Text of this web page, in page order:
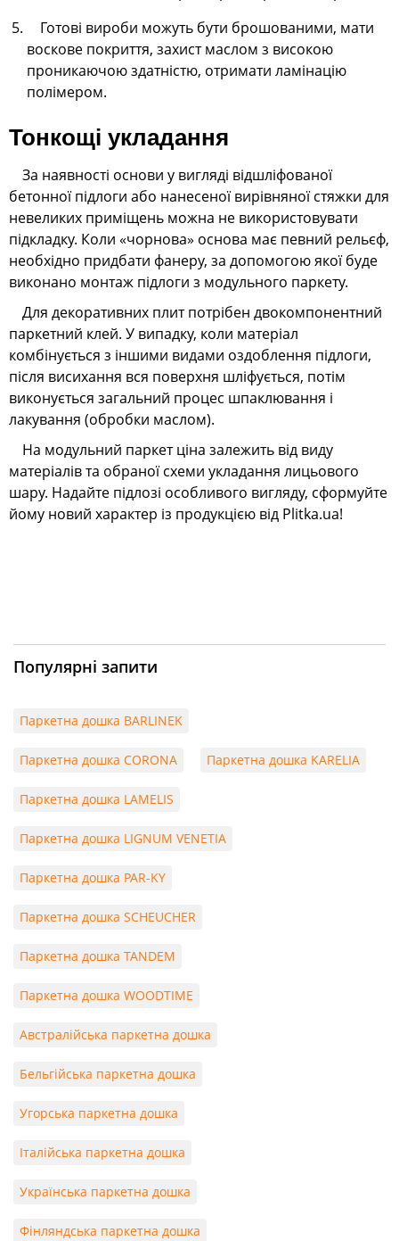
Готові вироби можуть бути брошованими, мати
воскове покриття, захист маслом з високою
проникаючою здатністю, отримати ламінацію
полімером.
Тонкощі укладання
За наявності основи у вигляді відшліфованої
бетонної підлоги або нанесеної вирівняної стяжки для
невеликих приміщень можна не використовувати
підкладку. Коли «чорнова» основа має певний рельєф,
необхідно придбати фанеру, за допомогою якої буде
виконано монтаж підлоги з модульного паркету.
Для декоративних плит потрібен двокомпонентний
паркетний клей. У випадку, коли матеріал
комбінується з іншими видами оздоблення підлоги,
після висихання вся поверхня шліфується, потім
виконується загальний процес шпаклювання і
лакування (обробки маслом).
На модульний паркет ціна залежить від виду
матеріалів та обраної схеми укладання лицьового
шару. Надайте підлозі особливого вигляду, сформуйте
йому новий характер із продукцією від Plitka.ua!
Популярні запити
Паркетна дошка BARLINEK
Паркетна дошка CORONA Паркетна дошка KARELIA
Паркетна дошка LAMELIS
Паркетна дошка LIGNUM VENETIA
Паркетна дошка PAR-KY
Паркетна дошка SCHEUCHER
Паркетна дошка TANDEM
Паркетна дошка WOODTIME
Австралійська паркетна дошка
Бельгійська паркетна дошка
Угорська паркетна дошка
Італійська паркетна дошка
Українська паркетна дошка
Фінляндська паркетна дошка